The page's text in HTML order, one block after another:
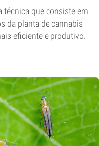
técnica que consiste em
da planta de cannabis
eficiente e produtivo.